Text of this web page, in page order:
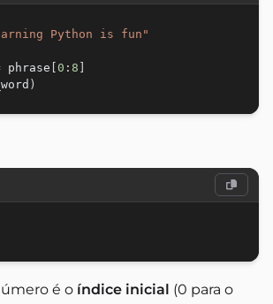
Python is fun"
phrase 0 : 8
)
é o índice inicial (0 para o